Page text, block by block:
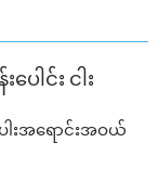
ါင်း ငါး​
ါးအရောင်းအဝယ်